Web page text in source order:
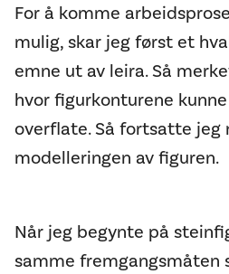
For å komme
mulig, skar jeg først et
emne ut av leira. Så
hvor figurkonturene
overflate. Så fortsatte jeg
modelleringen av figuren.
Når jeg begynte på
samme fremgangsmåten